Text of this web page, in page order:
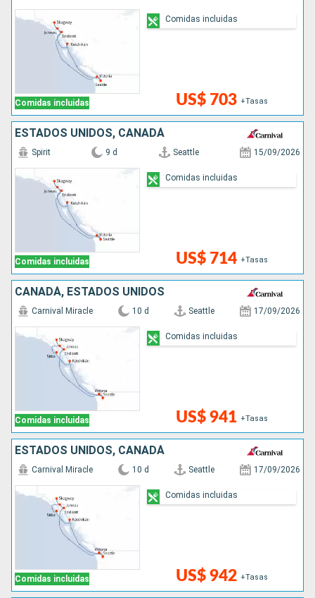
Comidas incluidas US$ 703 +Tasas
Comidas incluidas
ESTADOS UNIDOS, CANADÁ
Comidas incluidas
Spirit 9 d Seattle 15/09/2026
US$ 714 +Tasas
Comidas incluidas
CANADÁ, ESTADOS UNIDOS
Comidas incluidas
Carnival Miracle 10 d Seattle 17/09/2026
US$ 941 +Tasas
Comidas incluidas
ESTADOS UNIDOS, CANADÁ
Comidas incluidas
Carnival Miracle 10 d Seattle 17/09/2026
US$ 942 +Tasas
Comidas incluidas